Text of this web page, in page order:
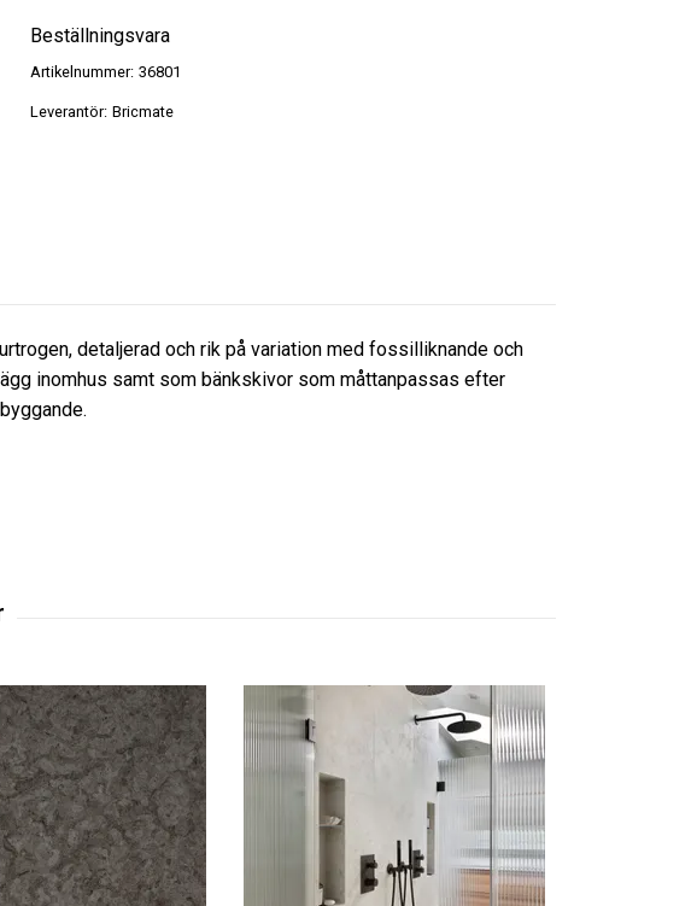
Beställningsvara
Artikelnummer: 36801
Leverantör: Bricmate
detaljerad och rik på variation med fossilliknande och
inomhus samt som bänkskivor som måttanpassas efter